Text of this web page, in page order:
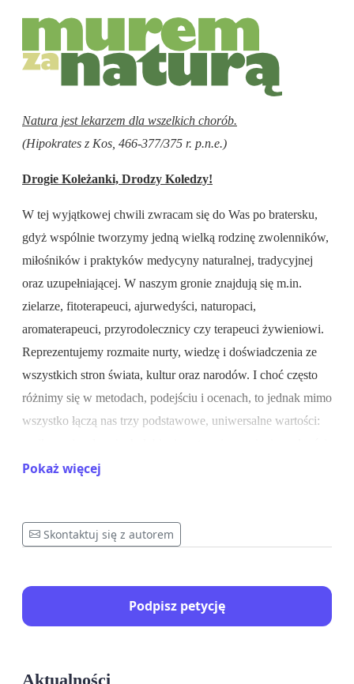
Natura jest lekarzem dla wszelkich chorób.
(Hipokrates z Kos, 466-377/375 r. p.n.e.)
Drogie Koleżanki, Drodzy Koledzy!
W tej wyjątkowej chwili zwracam się do Was po bratersku,
gdyż wspólnie tworzymy jedną wielką rodzinę zwolenników,
miłośników i praktyków medycyny naturalnej, tradycyjnej
oraz uzupełniającej. W naszym gronie znajdują się m.in.
zielarze, fitoterapeuci, ajurwedyści, naturopaci,
aromaterapeuci, przyrodolecznicy czy terapeuci żywieniowi.
Reprezentujemy rozmaite nurty, wiedzę i doświadczenia ze
wszystkich stron świata, kultur oraz narodów. I choć często
różnimy się w metodach, podejściu i ocenach, to jednak mimo
wszystko łączą nas trzy podstawowe, uniwersalne wartości:
I wszystkie w tej chwili są zagrożone.
Nowa Polska Klasyfikacja Działalności 2025 przyjęta na
2024 roku, wprowadza pewne modyfikacje w zakresie
ewidencji i statystyki działalności podmiotów gospodarczych.
Po raz pierwszy wyszczególnionodziałalność w zakresie
(86.96.Z), dostosowując kategorie PKD do stanu faktycznego
Pokaż więcej
Skontaktuj się z autorem
Podpisz petycję
Aktualności